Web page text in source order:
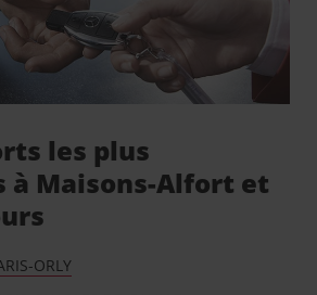
les plus
à Maisons-Alfort et
ORLY